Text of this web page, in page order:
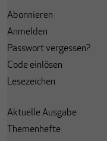
Abonnieren
Anmelden
Passwort vergessen?
Code einlösen
Lesezeichen
Aktuelle Ausgabe
Themenhefte